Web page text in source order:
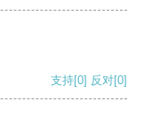
支持[0] 反对[0]